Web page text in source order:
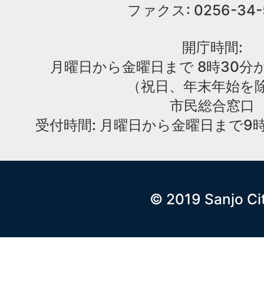
ファクス: 0256-
開庁時間:
月曜日から金曜日まで 8時30分
（祝日、年末年始を
市民総合窓口
受付時間: 月曜日から金曜日まで9
© 2019 Sanjo